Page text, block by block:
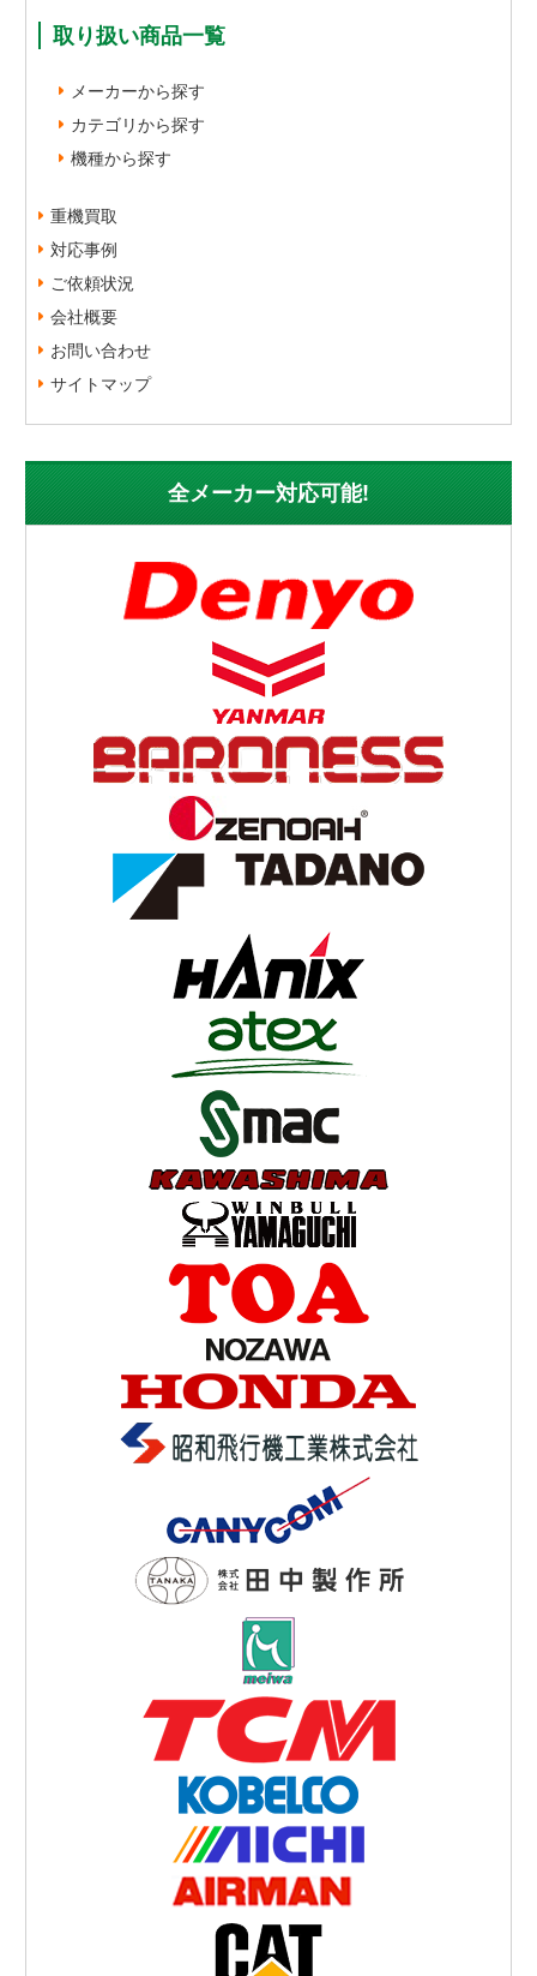
取り扱い商品一覧
メーカーから探す
カテゴリから探す
機種から探す
重機買取
対応事例
ご依頼状況
会社概要
お問い合わせ
サイトマップ
全メーカー対応可能!